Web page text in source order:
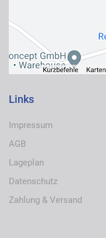
Links
Impressum
AGB
Lageplan
Datenschutz
Zahlung & Versand